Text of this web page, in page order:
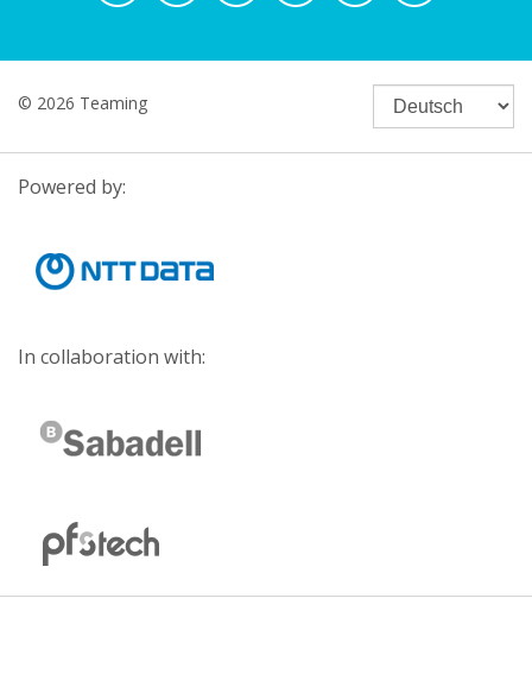
© 2026 Teaming
Powered by:
In collaboration with: